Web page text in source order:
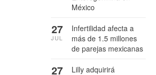
México
Infertilidad afecta a
más de 1.5 millones
de parejas mexicanas
27
JUL
Lilly adquirirá
27